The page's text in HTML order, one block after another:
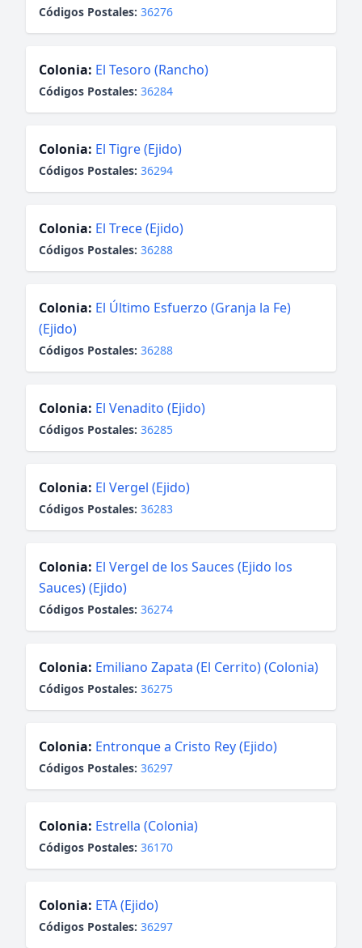
Códigos Postales: 36276
Colonia: El Tesoro (Rancho)
Códigos Postales: 36284
Colonia: El Tigre (Ejido)
Códigos Postales: 36294
Colonia: El Trece (Ejido)
Códigos Postales: 36288
Colonia: El Último Esfuerzo (Granja la Fe)
(Ejido)
Códigos Postales: 36288
Colonia: El Venadito (Ejido)
Códigos Postales: 36285
Colonia: El Vergel (Ejido)
Códigos Postales: 36283
Colonia: El Vergel de los Sauces (Ejido los
Sauces) (Ejido)
Códigos Postales: 36274
Colonia: Emiliano Zapata (El Cerrito) (Colonia)
Códigos Postales: 36275
Colonia: Entronque a Cristo Rey (Ejido)
Códigos Postales: 36297
Colonia: Estrella (Colonia)
Códigos Postales: 36170
Colonia: ETA (Ejido)
Códigos Postales: 36297